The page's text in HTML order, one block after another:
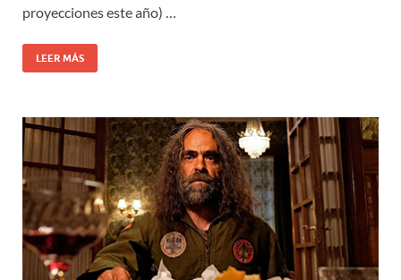
proyecciones este año) …
LEER MÁS